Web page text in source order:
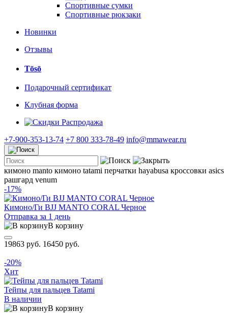
Спортивные сумки
Спортивные рюкзаки
Новинки
Отзывы
Tōsō
Подарочный сертификат
Клубная форма
Распродажа
+7-900-353-13-74 +7 800 333-78-49 info@mmawear.ru
кимоно manto кимоно tatami перчатки hayabusa кроссовки asics
рашгард venum
-17%
Кимоно/Ги BJJ MANTO CORAL Черное
Отправка за 1 день
В корзину
19863 руб. 16450 руб.
-20%
Хит
Тейпы для пальцев Tatami
В наличии
В корзину